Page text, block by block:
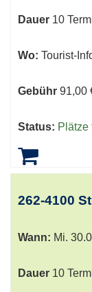
Dauer 10
Wo: Tourist-
Gebühr 91,00
Status: Plätze
262-4100
Wann: Mi.
Dauer 10